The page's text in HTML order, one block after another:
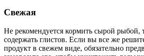
Свежая
Не рекомендуется кормить сырой рыбой,
содержать глистов. Если вы все же
продукт в свежем виде, обязательно